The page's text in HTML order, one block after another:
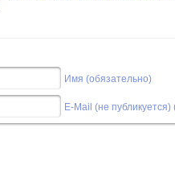
Имя (обязательно)
E-Mail (не